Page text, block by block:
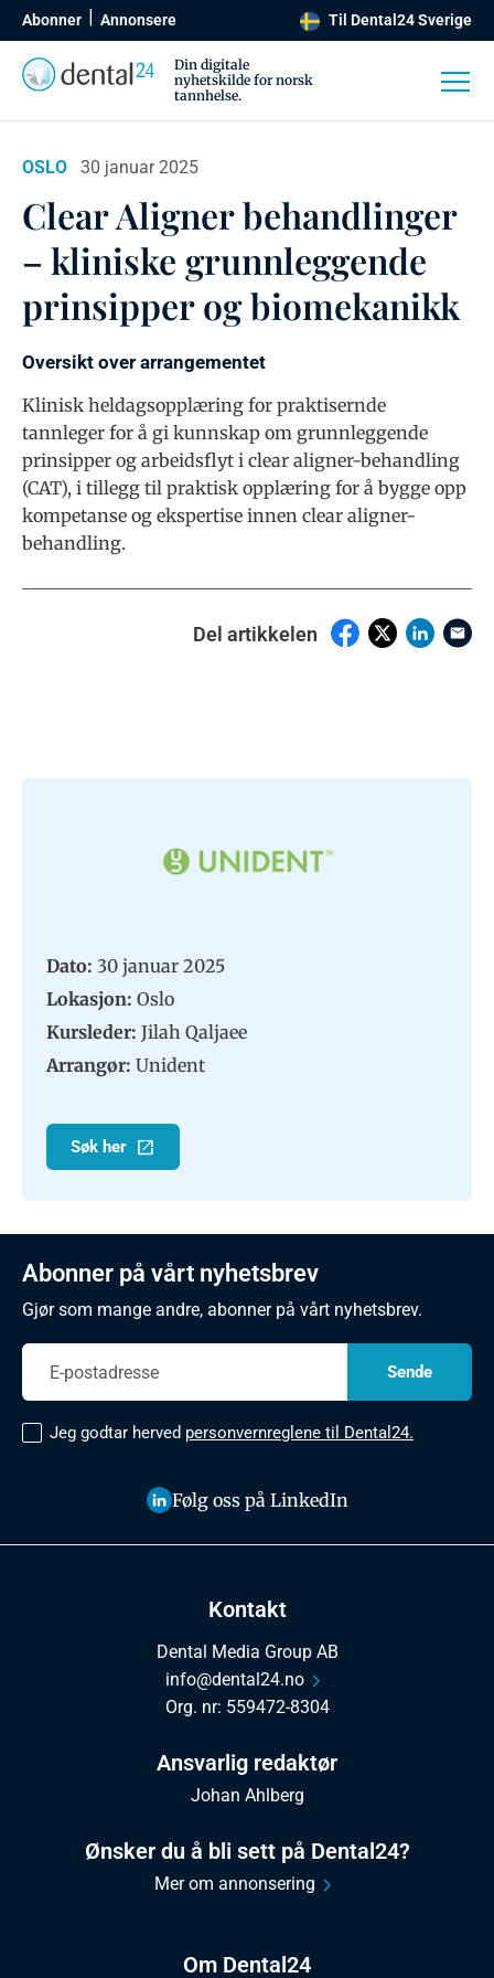
Abonner Annonsere Til Dental24 Sverige
Din digitale
nyhetskilde for norsk
tannhelse.
OSLO 30 januar 2025
Clear Aligner behandlinger
– kliniske grunnleggende
prinsipper og biomekanikk
Oversikt over arrangementet
Klinisk heldagsopplæring for praktisernde
tannleger for å gi kunnskap om grunnleggende
prinsipper og arbeidsflyt i clear aligner-behandling
(CAT), i tillegg til praktisk opplæring for å bygge opp
kompetanse og ekspertise innen clear aligner-
behandling.
Del artikkelen
Dato: 30 januar 2025
Lokasjon: Oslo
Kursleder: Jilah Qaljaee
Arrangør: Unident
Søk her
Om Dental24
Kontakt
Dental Media Group AB
info@dental24.no
Org. nr: 559472-8304
Ansvarlig redaktør
Johan Ahlberg
Ønsker du å bli sett på Dental24?
Mer om annonsering
Abonner på vårt nyhetsbrev
Gjør som mange andre, abonner på vårt nyhetsbrev.
Jeg godtar herved personvernreglene til Dental24.
Følg oss på LinkedIn